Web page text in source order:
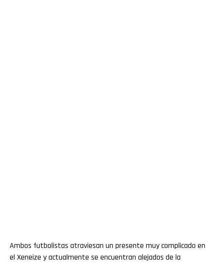
Ambos futbolistas atraviesan un presente muy complicado en
el Xeneize y actualmente se encuentran alejados de la